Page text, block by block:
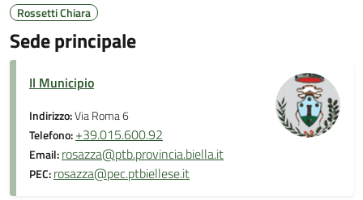
Rossetti Chiara
Sede principale
Il Municipio
Indirizzo:Via Roma 6
Telefono:+39.015.600.92
Email:rosazza@ptb.provincia.biella.it
PEC:rosazza@pec.ptbiellese.it